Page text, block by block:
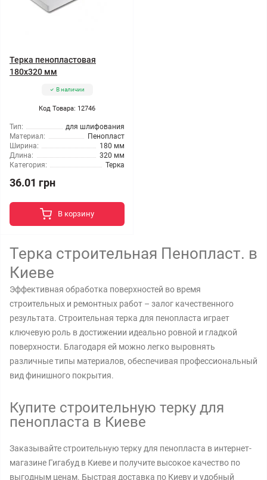
Терка пенопластовая
180x320 мм
В наличии
Код Товара: 12746
Тип:
для шлифования
Материал:
Пенопласт
Ширина:
180 мм
Длина:
320 мм
Категория:
Терка
36.01 грн
В корзину
Терка строительная Пенопласт. в
Киеве
Эффективная обработка поверхностей во время
строительных и ремонтных работ – залог качественного
результата. Строительная терка для пенопласта играет
ключевую роль в достижении идеально ровной и гладкой
поверхности. Благодаря ей можно легко выровнять
различные типы материалов, обеспечивая профессиональный
вид финишного покрытия.
Купите строительную терку для
пенопласта в Киеве
Заказывайте строительную терку для пенопласта в интернет-
магазине Гигабуд в Киеве и получите высокое качество по
выгодным ценам. Быстрая доставка по Киеву и удобный